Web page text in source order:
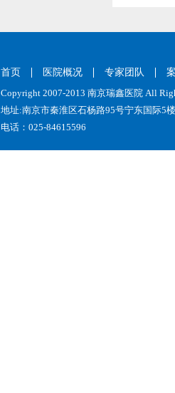
首页 医院概况 专家团队
Copyright 2007-2013 南京瑞鑫医院 All
地址:南京市秦淮区石杨路95号宁东国际5
电话：025-84615596